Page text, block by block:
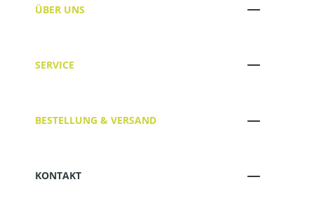
ÜBER UNS
SERVICE
BESTELLUNG & VERSAND
KONTAKT